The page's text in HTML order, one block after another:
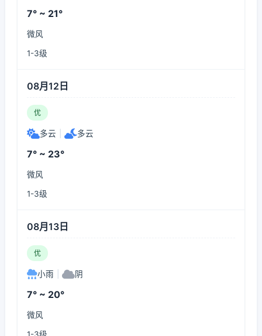
7° ~ 21°
微风
1-3级
08月12日
优
多云 多云
7° ~ 23°
微风
1-3级
08月13日
优
小雨 阴
7° ~ 20°
微风